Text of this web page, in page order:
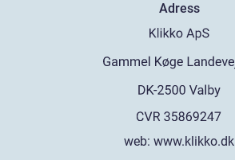
Adress
web: www.klikko.dk